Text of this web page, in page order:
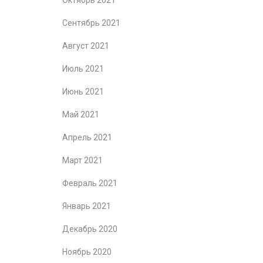
Сентябрь 2021
Август 2021
Июль 2021
Июнь 2021
Май 2021
Апрель 2021
Март 2021
Февраль 2021
Январь 2021
Декабрь 2020
Ноябрь 2020